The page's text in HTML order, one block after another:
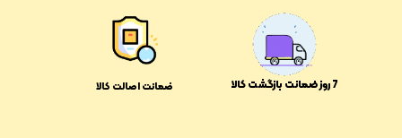
ضمانت اصالت کالا ​​7 روز ضمانت بازگشت کالا